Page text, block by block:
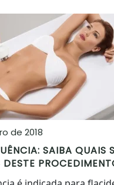
de 2018
SAIBA QUAIS
DESTE